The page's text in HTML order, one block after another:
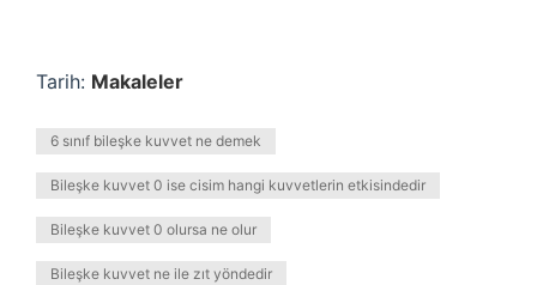
Tarih: Makaleler
6 sınıf bileşke kuvvet ne demek
Bileşke kuvvet 0 ise cisim hangi kuvvetlerin etkisindedir
Bileşke kuvvet 0 olursa ne olur
Bileşke kuvvet ne ile zıt yöndedir